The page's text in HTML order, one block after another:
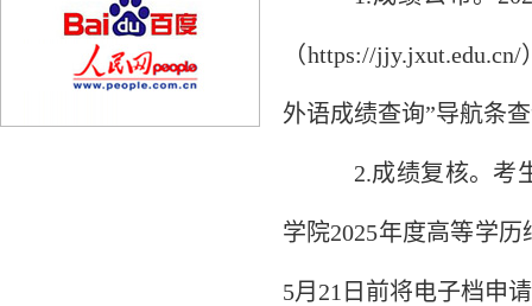
（https://jjy.jxut.edu.cn/
外语成绩查询”导航条
2.成绩复核。考
学院2025年度高等学历
5月 21 日前将电子档申